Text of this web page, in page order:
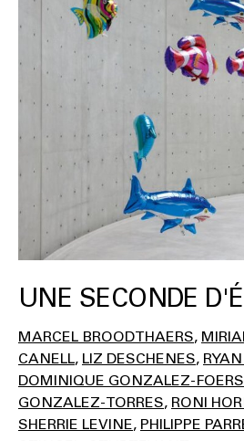
UNE SECONDE
MARCEL BROODTHAERS
CANELL LIZ DESCHENES
DOMINIQUE GONZALEZ-
GONZALEZ-TORRES RONI
SHERRIE LEVINE PHILIPPE